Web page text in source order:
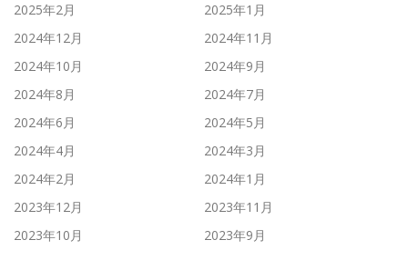
2025年2月
2025年1月
2024年12月
2024年11月
2024年10月
2024年9月
2024年8月
2024年7月
2024年6月
2024年5月
2024年4月
2024年3月
2024年2月
2024年1月
2023年12月
2023年11月
2023年10月
2023年9月